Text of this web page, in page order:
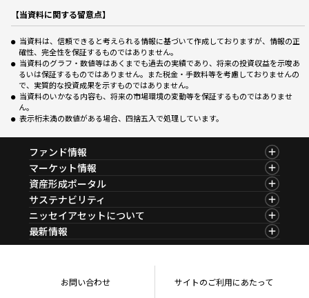
【当資料に関する留意点】
当資料は、信頼できると考えられる情報に基づいて作成しておりますが、情報の正
確性、完全性を保証するものではありません。
当資料のグラフ・数値等はあくまでも過去の実績であり、将来の投資収益を示唆あ
るいは保証するものではありません。また税金・手数料等を考慮しておりませんの
で、実質的な投資成果を示すものではありません。
当資料のいかなる内容も、将来の市場環境の変動等を保証するものではありませ
ん。
表示桁未満の数値がある場合、四捨五入で処理しています。
ファンド情報
ファンド情報TOP
基準価額一覧
ファンド検索
ファンド比較
決算カレンダー
海外休日カレンダー
投資信託新商品のご案内
ちょこっと3分！ファンドシアター
有価証券届出書の効力の発生の有無について
こだわりのインデックスファンド 購入・換金手数料
マーケット情報
マーケット情報TOP
マーケット指数
マーケットレポート
コラム
ファンドレポート
資産形成ポータル
資産形成ポータルTOP
資産形成サービス
Nダイレクト
資産形成サポート
サステナビリティ
サステナビリティTOP
サステナビリティ経営
サステナブル投資
ニッセイアセットについて
ニッセイアセットについてTOP
会社情報
方針・その他開示情報
最新情報
マーケットニュース
メディアお問い合わせ サイトのご利用にあたって